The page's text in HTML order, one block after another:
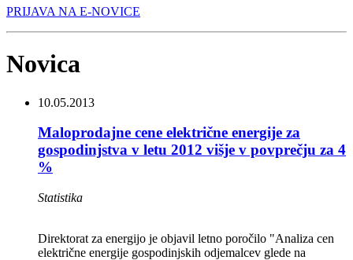
PRIJAVA NA E-NOVICE
Novica
10.05.2013
Maloprodajne cene električne energije za
gospodinjstva v letu 2012 višje v povprečju za 4
%
Statistika
Direktorat za energijo je objavil letno poročilo "Analiza cen
električne energije gospodinjskih odjemalcev glede na